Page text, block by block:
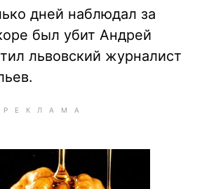
дней наблюдал за
был убит Андрей
львовский журналист